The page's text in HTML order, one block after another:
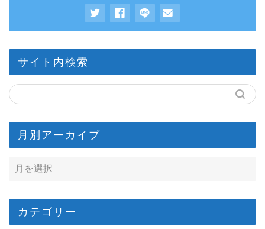
サイト内検索
月別アーカイブ
カテゴリー